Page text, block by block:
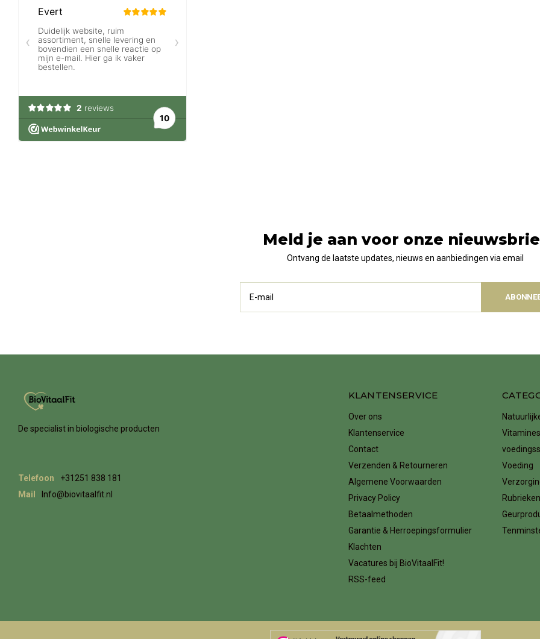
Meld je aan voor onze
Ontvang de laatste updates, nieuws en aanbiedingen via email
De specialist in biologische producten
Telefoon
+31251 838 181
Mail
Info@biovitaalfit.nl
KLANTENSERVICE
Over ons
Klantenservice
Contact
Verzenden & Retourneren
Algemene Voorwaarden
Privacy Policy
Betaalmethoden
Garantie & Herroepingsformulier
Klachten
Vacatures bij BioVitaalFit!
RSS-feed
Voeding
Rubrieken